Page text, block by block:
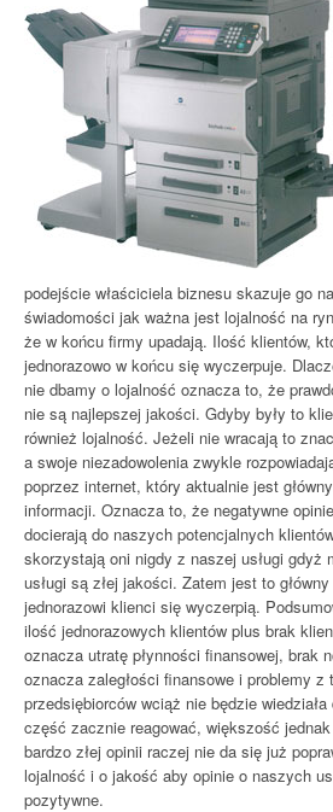
podejście właściciela biznesu skazuje go
świadomości jak ważna jest lojalność na
że w końcu firmy upadają. Ilość klientów,
jednorazowo w końcu się wyczerpuje.
nie dbamy o lojalność oznacza to, że
nie są najlepszej jakości. Gdyby były to
również lojalność. Jeżeli nie wracają to
a swoje niezadowolenia zwykle
poprzez internet, który aktualnie jest
informacji. Oznacza to, że negatywne
docierają do naszych potencjalnych
skorzystają oni nigdy z naszej usługi gdyż
usługi są złej jakości. Zatem jest to
jednorazowi klienci się wyczerpią.
ilość jednorazowych klientów plus brak
oznacza utratę płynności finansowej, brak
oznacza zaległości finansowe i problemy
przedsiębiorców wciąż nie będzie
część zacznie reagować, większość
bardzo złej opinii raczej nie da się już
lojalność i o jakość aby opinie o naszych
pozytywne.